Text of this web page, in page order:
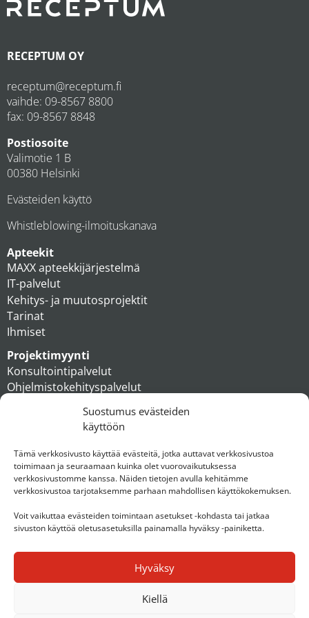
Suostumus evästeiden
käyttöön
Tämä verkkosivusto käyttää evästeitä, jotka auttavat verkkosivustoa
toimimaan ja seuraamaan kuinka olet vuorovaikutuksessa
verkkosivustomme kanssa. Näiden tietojen avulla kehitämme
verkkosivustoa tarjotaksemme parhaan mahdollisen käyttökokemuksen.
Voit vaikuttaa evästeiden toimintaan asetukset -kohdasta tai jatkaa
sivuston käyttöä oletusasetuksilla painamalla hyväksy -painiketta.
Hyväksy
Kiellä
RECEPTUM OY
receptum@receptum.fi
vaihde: 09-8567 8800
fax: 09-8567 8848
Postiosoite
Valimotie 1 B
00380 Helsinki
Evästeiden käyttö
Whistleblowing-ilmoituskanava
Apteekit
MAXX apteekkijärjestelmä
IT-palvelut
Kehitys- ja muutosprojektit
Tarinat
Ihmiset
Projektimyynti
Konsultointipalvelut
Ohjelmistokehityspalvelut
Ihmiset
Konserni
Ota yhteyttä